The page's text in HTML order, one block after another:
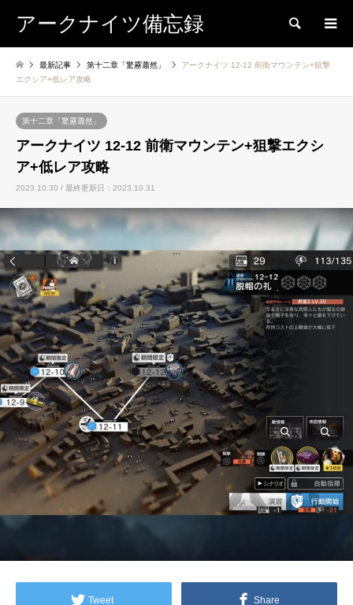
アークナイツ備忘録 検索
最新記事 第十二章「驚靂蕭然」
アークナイツ 12-12 前衛マウンテン+狙撃
エクシア+低レア攻略
第十二章「驚靂蕭然」
アークナイツ 12-12 前衛マウンテン+狙撃エクシ
ア+低レア攻略
2023.10.30 / 最終更新日：2023.10.31
Tweet Share